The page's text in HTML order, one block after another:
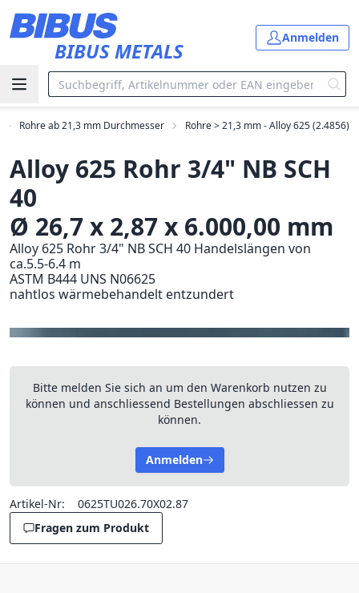
BIBUS METALS
Anmelden
Rohre ab 21,3 mm Durchmesser Rohre > 21,3 mm - Alloy 625 (2.4856)
Alloy 625 Rohr 3/4" NB SCH
40
Ø 26,7 x 2,87 x 6.000,00 mm
Alloy 625 Rohr 3/4" NB SCH 40 Handelslängen von
ca.5.5-6.4 m
ASTM B444 UNS N06625
nahtlos wärmebehandelt entzundert
Bitte melden Sie sich an um den Warenkorb nutzen zu
können und anschliessend Bestellungen abschliessen zu
können.
Anmelden
Artikel-Nr:
0625TU026.70X02.87
Fragen zum Produkt